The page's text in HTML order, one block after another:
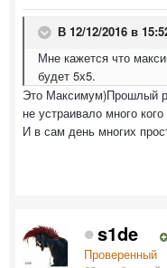
В 12/12/2016 в
Мне кажется что
будет 5х5.
Это Максимум)Прошлый
не устраивало много
И в сам день многих
s1de
Проверенный